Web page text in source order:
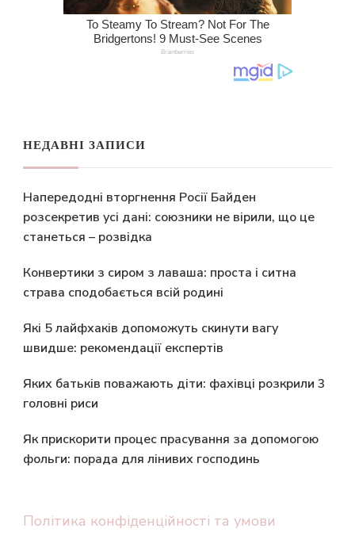
НЕДАВНІ ЗАПИСИ
Напередодні вторгнення Росії Байден
розсекретив усі дані: союзники не вірили, що це
станеться – розвідка
Конвертики з сиром з лаваша: проста і ситна
страва сподобається всій родині
Які 5 лайфхаків допоможуть скинути вагу
швидше: рекомендації експертів
Яких батьків поважають діти: фахівці розкрили 3
головні риси
Як прискорити процес прасування за допомогою
фольги: порада для лінивих господинь
Політика конфіденційності та умови